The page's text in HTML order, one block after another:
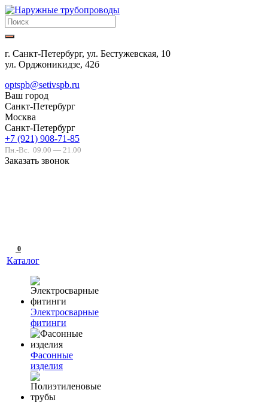
г. Санкт-Петербург, ул. Бестужевская, 10
ул. Орджоникидзе, 42б
optspb@setivspb.ru
Ваш город
Санкт-Петербург
Москва
Санкт-Петербург
+7 (921) 908-71-85
Пн.-Вс. 09.00 — 21.00
Заказать звонок
0
Каталог
Электросварные
фитинги
Фасонные
изделия